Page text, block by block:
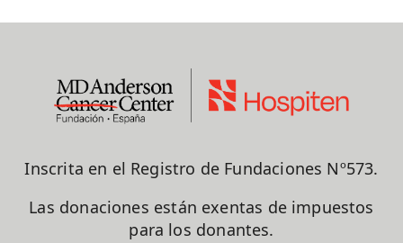
Inscrita en el Registro de Fundaciones Nº573.
Las donaciones están exentas de impuestos
para los donantes.